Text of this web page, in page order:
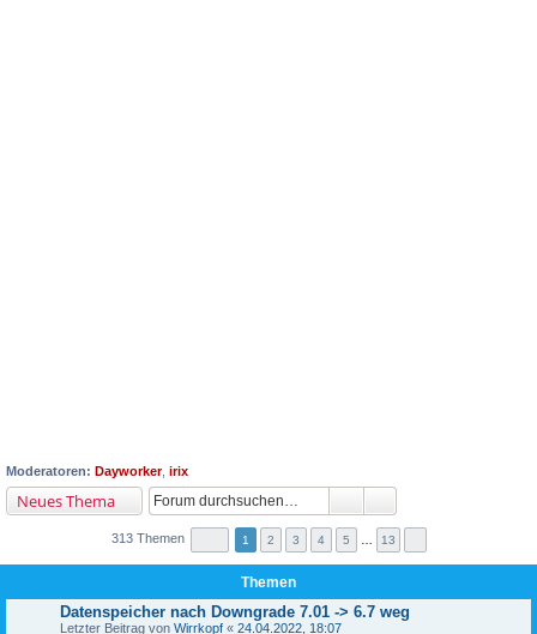
Moderatoren: Dayworker, irix
Neues Thema
313 Themen 1 2 3 4 5 13
Themen
Datenspeicher nach Downgrade 7.01 -> 6.7 weg
Letzter Beitrag von Wirrkopf « 24.04.2022, 18:07